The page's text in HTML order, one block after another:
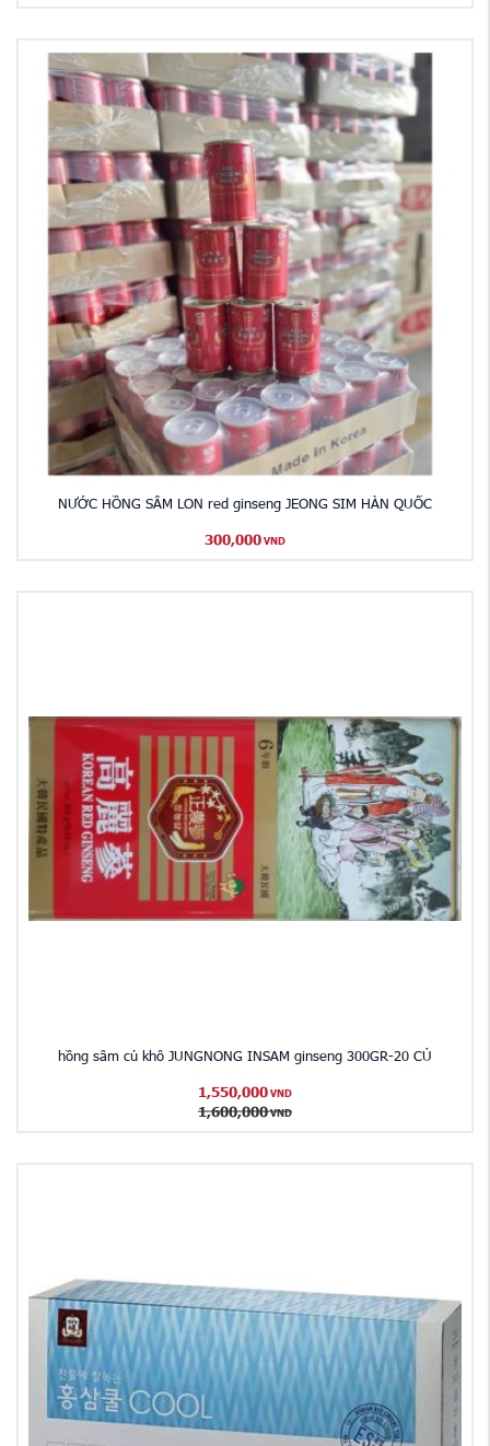
NƯỚC HỒNG SÂM LON red ginseng JEONG SIM HÀN QUỐC
300,000 VND
hồng sâm củ khô JUNGNONG INSAM ginseng 300GR-20 CỦ
1,550,000 VND
1,600,000 VND